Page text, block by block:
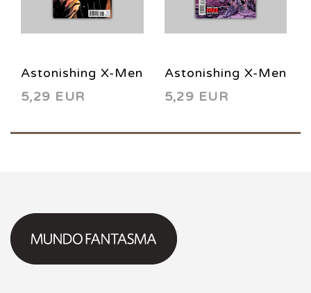
Astonishing X-Men
46 2012
5,29 EUR
Astonishing X-Men
52 2012
5,29 EUR